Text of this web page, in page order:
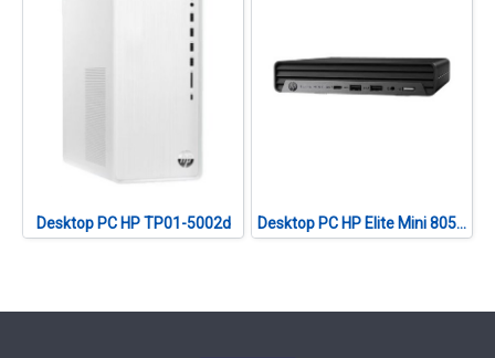
Desktop PC HP TP01-5002d Desktop PC HP Elite Mini 805 G8 (B0VU7PT#AKL)